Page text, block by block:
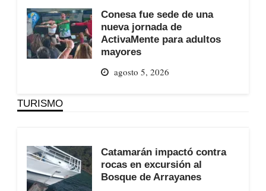
Conesa fue sede de una
nueva jornada de
ActivaMente para adultos
mayores
agosto 5, 2026
TURISMO
Catamarán impactó contra
rocas en excursión al
Bosque de Arrayanes